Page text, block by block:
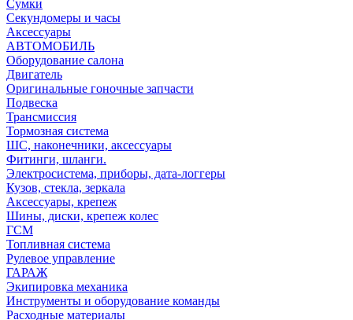
Сумки
Секундомеры и часы
Аксессуары
АВТОМОБИЛЬ
Оборудование салона
Двигатель
Оригинальные гоночные запчасти
Подвеска
Трансмиссия
Тормозная система
ШС, наконечники, аксессуары
Фитинги, шланги.
Электросистема, приборы, дата-логгеры
Кузов, стекла, зеркала
Аксессуары, крепеж
Шины, диски, крепеж колес
ГСМ
Топливная система
Рулевое управление
ГАРАЖ
Экипировка механика
Инструменты и оборудование команды
Расходные материалы